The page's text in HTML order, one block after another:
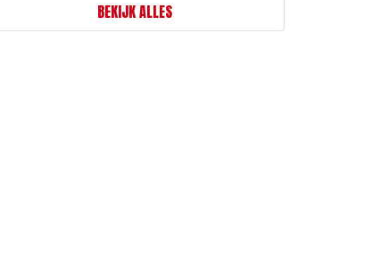
BEKIJK ALLES